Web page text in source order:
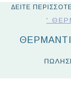
ΔΕΙΤΕ
'